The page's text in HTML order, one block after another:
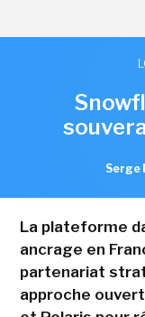
Serge
La plateforme
ancrage en
partenariat
approche